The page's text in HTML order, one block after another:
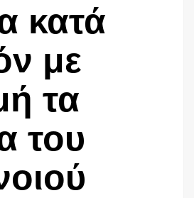
κατά
με
τα
του